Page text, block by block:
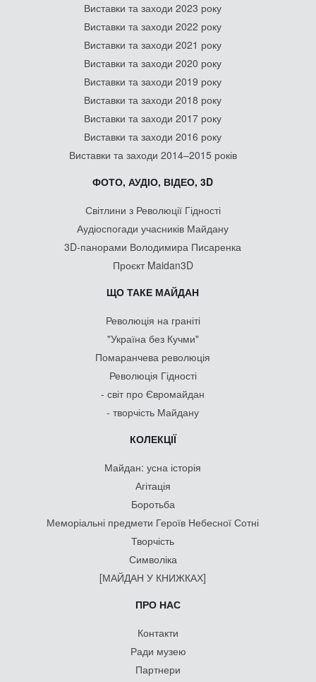
Виставки та заходи 2023 року
Виставки та заходи 2022 року
Виставки та заходи 2021 року
Виставки та заходи 2020 року
Виставки та заходи 2019 року
Виставки та заходи 2018 року
Виставки та заходи 2017 року
Виставки та заходи 2016 року
Виставки та заходи 2014–2015 років
ФОТО, АУДІО, ВІДЕО, 3D
Світлини з Революції Гідності
Аудіоспогади учасників Майдану
3D-панорами Володимира Писаренка
Проєкт Maidan3D
ЩО ТАКЕ МАЙДАН
Революція на граніті
"Україна без Кучми"
Помаранчева революція
Революція Гідності
- світ про Євромайдан
- творчість Майдану
КОЛЕКЦІЇ
Майдан: усна історія
Агітація
Боротьба
Меморіальні предмети Героїв Небесної Сотні
Творчість
Символіка
[МАЙДАН У КНИЖКАХ]
ПРО НАС
Контакти
Ради музею
Партнери